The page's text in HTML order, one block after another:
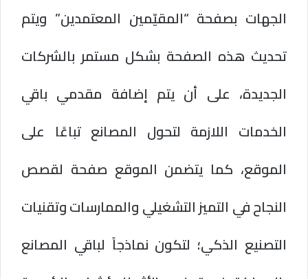
الجهات بصفحة “المقيّمين المعتمدين” ويتم
تحديث هذه الصفحة بشكل مستمر بالشركات
الجديدة، على أن يتم إضافة مقدمي باقي
الخدمات اللازمة لتحول المصانع تباعًا على
الموقع، كما يتضمن الموقع صفحة لقصص
النجاح في التميز التشغيلي والممارسات وتقنيات
التصنيع الذكي؛ لتكون نماذجاً لباقي المصانع